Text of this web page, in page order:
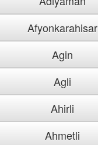
Afyonkarahisar
Agin
Agli
Ahirli
Ahmetli